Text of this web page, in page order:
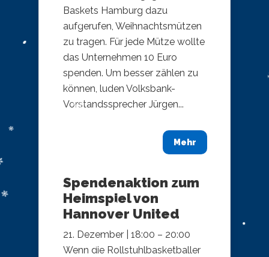
Baskets Hamburg dazu
aufgerufen, Weihnachtsmützen
zu tragen. Für jede Mütze wollte
das Unternehmen 10 Euro
spenden. Um besser zählen zu
können, luden Volksbank-
Vorstandssprecher Jürgen...
Mehr
Spendenaktion zum
Heimspiel von
Hannover United
21. Dezember | 18:00 – 20:00
Wenn die Rollstuhlbasketballer